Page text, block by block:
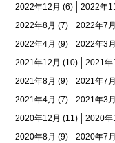
2022年12月 (6) 2022年
2022年8月 (7) 2022年7月
2022年4月 (9) 2022年3月
2021年12月 (10) 2021年
2021年8月 (9) 2021年7月
2021年4月 (7) 2021年3月
2020年12月 (11) 2020年
2020年8月 (9) 2020年7月